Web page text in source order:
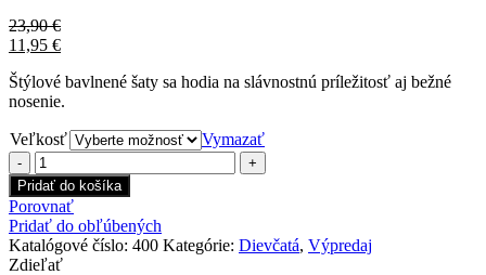
23,90€
11,95 €
Štýlové bavlnené šaty sa hodia na slávnostnú príležitosť aj bežné
nosenie.
Veľkosť
Vymazať
množstvo
Šaty
Hearts
Pridať do košíka
Porovnať
Pridať do obľúbených
Katalógové číslo: 400 Kategórie: Dievčatá, Výpredaj
Zdieľať